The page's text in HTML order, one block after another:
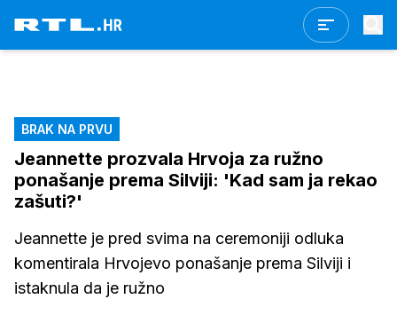
BRAK NA PRVU
Jeannette prozvala Hrvoja za ružno
ponašanje prema Silviji: 'Kad sam ja rekao
zašuti?'
Jeannette je pred svima na ceremoniji odluka
komentirala Hrvojevo ponašanje prema Silviji i
istaknula da je ružno